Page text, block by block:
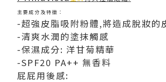
主要成分及特徵：
-超強皮脂吸附粉體,將造成脫妝的
-清爽水潤的塗抹觸感
-保濕成分: 洋甘菊精華
-SPF20 PA++ 無香料
屁屁用後感: